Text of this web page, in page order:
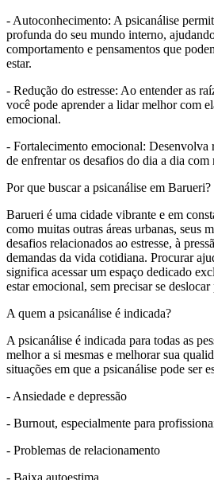
- Autoconhecimento: A psicanálise
profunda do seu mundo interno,
comportamento e pensamentos que
estar.
- Redução do estresse: Ao entender as
você pode aprender a lidar melhor com
emocional.
- Fortalecimento emocional: Desenvolva
de enfrentar os desafios do dia a dia
Por que buscar a psicanálise em Barueri?
Barueri é uma cidade vibrante e em
como muitas outras áreas urbanas, seus
desafios relacionados ao estresse, à
demandas da vida cotidiana. Procurar
significa acessar um espaço dedicado
estar emocional, sem precisar se deslocar
A quem a psicanálise é indicada?
A psicanálise é indicada para todas as
melhor a si mesmas e melhorar sua
situações em que a psicanálise pode ser
- Ansiedade e depressão
- Burnout, especialmente para
- Problemas de relacionamento
- Baixa autoestima